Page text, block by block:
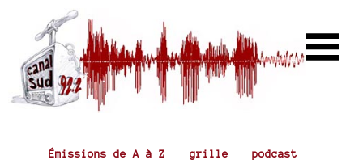
Émissions de A à Z grille podcast